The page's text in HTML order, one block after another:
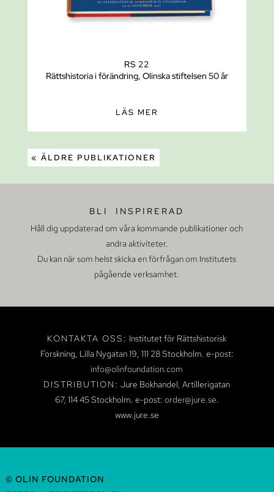
RS 22
Rättshistoria i förändring, Olinska stiftelsen 50 år
LÄS MER
« ÄLDRE PUBLIKATIONER
BLI INSPIRERAD
Håll dig uppdaterad om våra kommande publikationer och
andra aktiviteter.
Du kan när som helst skicka en förfrågan om Institutets
pågående verksamhet.
KONTAKTA OSS: Institutet för Rättshistorisk
Forskning, Lilla Nygatan 19, 111 28 Stockholm. e-post:
info@olinfoundation.com
DISTRIBUTION: Jure Bokhandel, Artillerigatan
67, 114 45 Stockholm. e-post: order@jure.se.
www.jure.se
© OLIN FOUNDATION